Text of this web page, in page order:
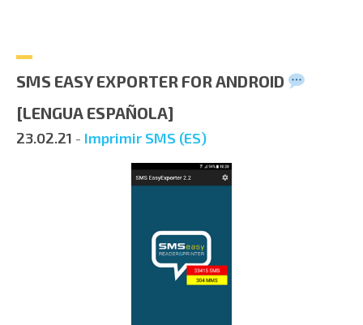
SMS EASY EXPORTER FOR ANDROID
[LENGUA ESPAÑOLA]
23.02.21 - Imprimir SMS (ES)